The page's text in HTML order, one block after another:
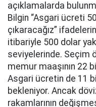
açıklamalarda
Bilgin “Asgari ücreti
çıkaracağız”
itibariyle 500 dolar
seviyelerinde. Seçim
memur maaşının 22
Asgari ücretin de 11
bekleniyor. Ancak
rakamlarının